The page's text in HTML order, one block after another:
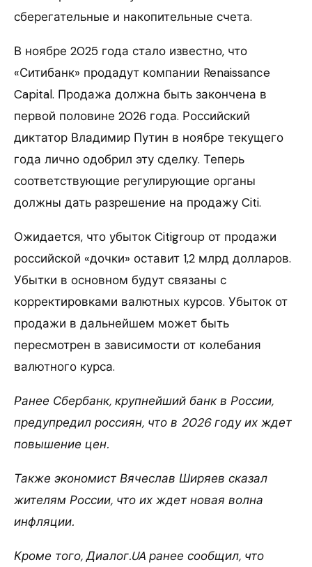
сберегательные и накопительные счета.
В ноябре 2025 года стало известно, что
«Ситибанк» продадут компании Renaissance
Capital. Продажа должна быть закончена в
первой половине 2026 года. Российский
диктатор Владимир Путин в ноябре текущего
года лично одобрил эту сделку. Теперь
соответствующие регулирующие органы
должны дать разрешение на продажу Citi.
Ожидается, что убыток Citigroup от продажи
российской «дочки» оставит 1,2 млрд долларов.
Убытки в основном будут связаны с
корректировками валютных курсов. Убыток от
продажи в дальнейшем может быть
пересмотрен в зависимости от колебания
валютного курса.
Ранее Сбербанк, крупнейший банк в России,
предупредил россиян, что в 2026 году их ждет
повышение цен.
Также экономист Вячеслав Ширяев сказал
жителям России, что их ждет новая волна
инфляции.
Кроме того, Диалог.UA ранее сообщил, что